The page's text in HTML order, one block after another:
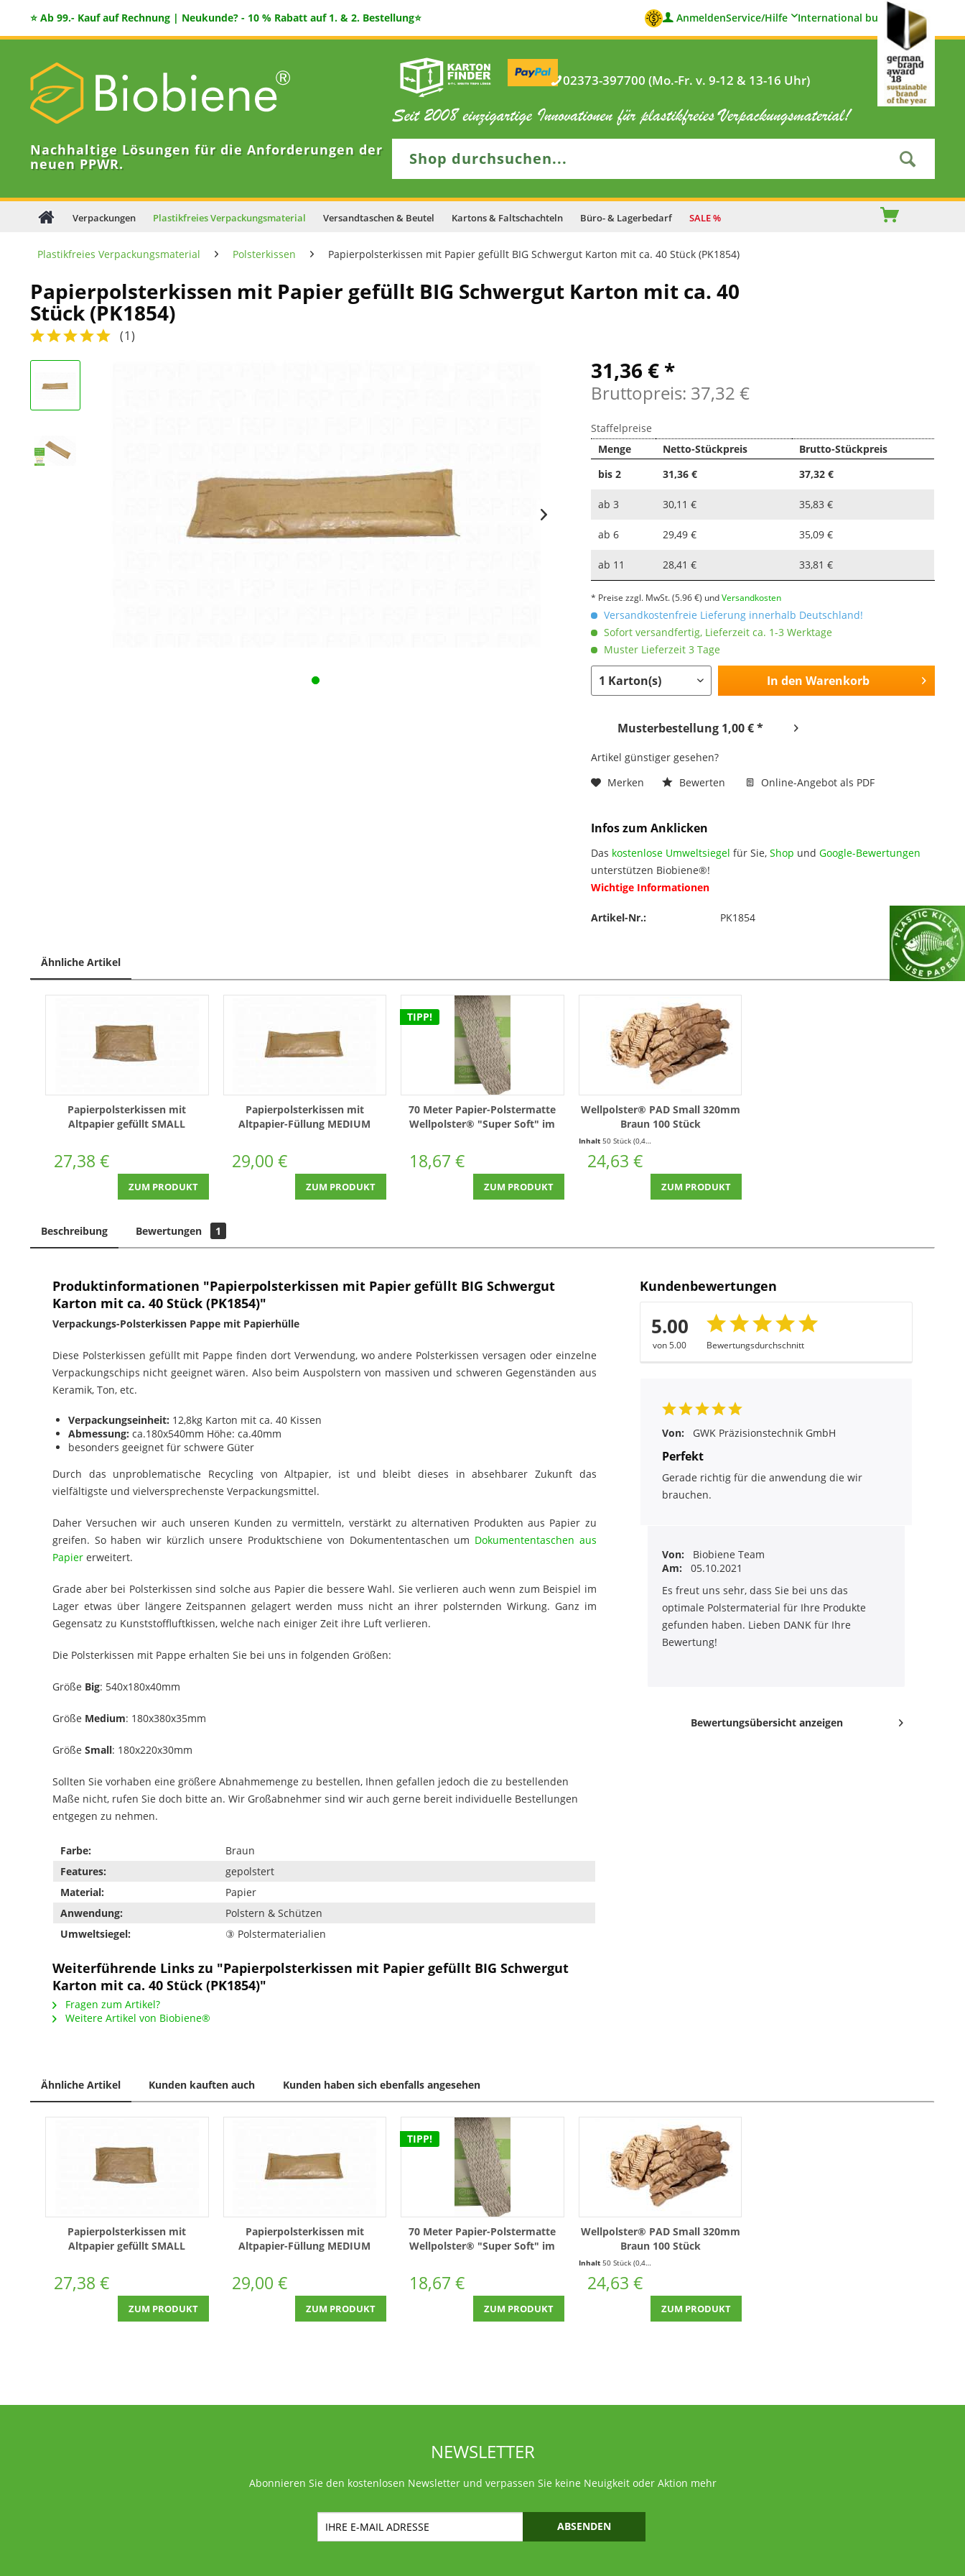
⭐ Ab 99.- Kauf auf Rechnung | Neukunde? - 10 % Rabatt auf 1. & 2. Bestellung⭐ AnmeldenService/Hilfe International buyers
Nachhaltige Lösungen für die Anforderungen der
neuen PPWR.
02373-397700 (Mo.-Fr. v. 9-12 & 13-16 Uhr)
Verpackungen Plastikfreies Verpackungsmaterial Versandtaschen & Beutel Kartons & Faltschachteln Büro- & Lagerbedarf SALE %
Plastikfreies Verpackungsmaterial Polsterkissen Papierpolsterkissen mit Papier gefüllt BIG Schwergut Karton mit ca. 40 Stück (PK1854)
Papierpolsterkissen mit Papier gefüllt BIG Schwergut Karton mit ca. 40
Stück (PK1854)
(1)
31,36 € *
Bruttopreis: 37,32 €
Staffelpreise
Menge
Netto-Stückpreis
Brutto-Stückpreis
bis2 31,36 € 37,32 €
ab3 30,11 € 35,83 €
ab6 29,49 € 35,09 €
ab 11 28,41 € 33,81 €
* Preise zzgl. MwSt.(5.96 €) undVersandkosten
Versandkostenfreie Lieferung innerhalb Deutschland!
Sofort versandfertig, Lieferzeit ca. 1-3 Werktage
Muster Lieferzeit 3 Tage
In den Warenkorb
Musterbestellung 1,00 € *
Artikel günstiger gesehen?
Merken
Bewerten Online-Angebot als PDF
Infos zum Anklicken
Das kostenlose Umweltsiegel für Sie,Shop undGoogle-Bewertungen
unterstützen Biobiene®!
Wichtige Informationen
Artikel-Nr.: PK1854
Ähnliche Artikel
Papierpolsterkissen mit
Altpapier gefüllt SMALL
Stück (PK1822)
27,38 €
ZUM PRODUKT
Papierpolsterkissen mit
Altpapier-Füllung MEDIUM
Stück (PK1838)
29,00 €
ZUM PRODUKT
TIPP!
70 Meter Papier-Polstermatte
Wellpolster® "Super Soft" im
Papier (WP-SU)
18,67 €
ZUM PRODUKT
Wellpolster® PAD Small 320mm
Braun 100 Stück
Inhalt 50 Stück (0,49 € * / 1 Stück)
24,63 €
ZUM PRODUKT
Beschreibung Bewertungen 1
Produktinformationen "Papierpolsterkissen mit Papier gefüllt BIG Schwergut
Karton mit ca. 40 Stück (PK1854)"
Verpackungs-Polsterkissen Pappe mit Papierhülle
Diese Polsterkissen gefüllt mit Pappe finden dort Verwendung, wo andere Polsterkissen versagen oder einzelne
Verpackungschips nicht geeignet wären. Also beim Auspolstern von massiven und schweren Gegenständen aus
Keramik, Ton, etc.
Verpackungseinheit: 12,8kg Karton mit ca. 40 Kissen
Abmessung: ca.180x540mm Höhe: ca.40mm
besonders geeignet für schwere Güter
Durch das unproblematische Recycling von Altpapier, ist und bleibt dieses in absehbarer Zukunft das
vielfältigste und vielversprechenste Verpackungsmittel.
Daher Versuchen wir auch unseren Kunden zu vermitteln, verstärkt zu alternativen Produkten aus Papier zu
greifen. So haben wir kürzlich unsere Produktschiene von Dokumententaschen um Dokumententaschen aus
Papier erweitert.
Grade aber bei Polsterkissen sind solche aus Papier die bessere Wahl. Sie verlieren auch wenn zum Beispiel im
Lager etwas über längere Zeitspannen gelagert werden muss nicht an ihrer polsternden Wirkung. Ganz im
Gegensatz zu Kunststoffluftkissen, welche nach einiger Zeit ihre Luft verlieren.
Die Polsterkissen mit Pappe erhalten Sie bei uns in folgenden Größen:
Größe Big: 540x180x40mm
Größe Medium: 180x380x35mm
Größe Small: 180x220x30mm
Sollten Sie vorhaben eine größere Abnahmemenge zu bestellen, Ihnen gefallen jedoch die zu bestellenden
Maße nicht, rufen Sie doch bitte an. Wir Großabnehmer sind wir auch gerne bereit individuelle Bestellungen
entgegen zu nehmen.
Farbe:
Braun
Features:
gepolstert
Material:
Papier
Anwendung:
Polstern & Schützen
Umweltsiegel:
③ Polstermaterialien
Weiterführende Links zu "Papierpolsterkissen mit Papier gefüllt BIG Schwergut
Karton mit ca. 40 Stück (PK1854)"
Fragen zum Artikel?
Weitere Artikel von Biobiene®
Kundenbewertungen
5.00
von 5.00 Bewertungsdurchschnitt
Von: GWK Präzisionstechnik GmbH
Perfekt
Gerade richtig für die anwendung die wir
brauchen.
Von:
Biobiene Team
Am:
05.10.2021
Es freut uns sehr, dass Sie bei uns das
optimale Polstermaterial für Ihre Produkte
gefunden haben. Lieben DANK für Ihre
Bewertung!
Bewertungsübersicht anzeigen
Ähnliche Artikel Kunden kauften auch Kunden haben sich ebenfalls angesehen
Papierpolsterkissen mit
Altpapier gefüllt SMALL
Stück (PK1822)
27,38 €
ZUM PRODUKT
Papierpolsterkissen mit
Altpapier-Füllung MEDIUM
Stück (PK1838)
29,00 €
ZUM PRODUKT
TIPP!
70 Meter Papier-Polstermatte
Wellpolster® "Super Soft" im
Papier (WP-SU)
18,67 €
ZUM PRODUKT
Wellpolster® PAD Small 320mm
Braun 100 Stück
Inhalt 50 Stück (0,49 € * / 1 Stück)
24,63 €
ZUM PRODUKT
NEWSLETTER
Abonnieren Sie den kostenlosen Newsletter und verpassen Sie keine Neuigkeit oder Aktion mehr
ABSENDEN